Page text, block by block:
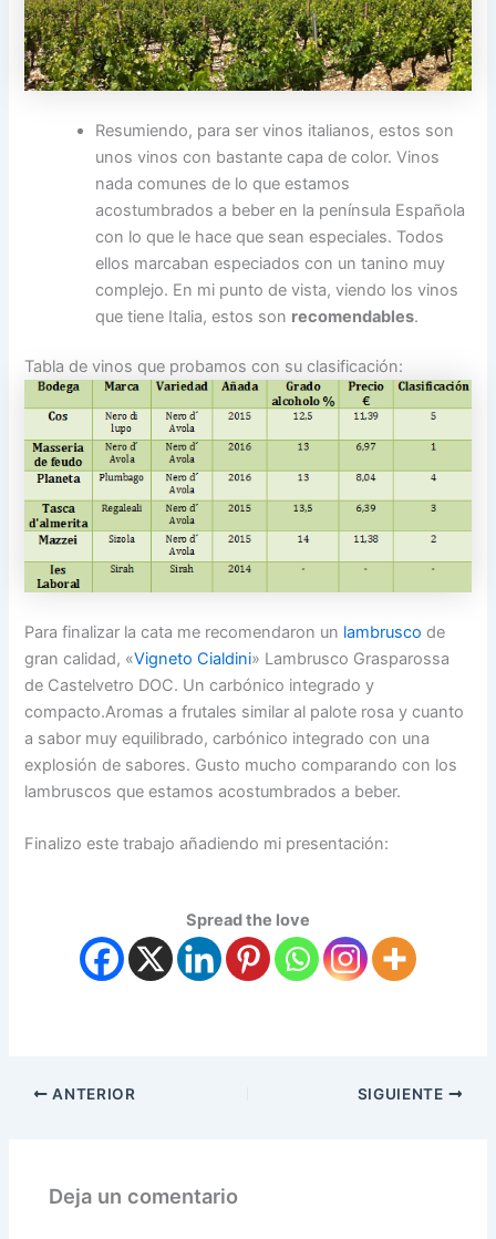
Resumiendo, para ser vinos italianos, estos son
unos vinos con bastante capa de color. Vinos
nada comunes de lo que estamos
acostumbrados a beber en la península Española
con lo que le hace que sean especiales. Todos
ellos marcaban especiados con un tanino muy
complejo. En mi punto de vista, viendo los vinos
que tiene Italia, estos son recomendables.
Tabla de vinos que probamos con su clasificación:
Para finalizar la cata me recomendaron un lambrusco de
gran calidad, «Vigneto Cialdini» Lambrusco Grasparossa
de Castelvetro DOC. Un carbónico integrado y
compacto.Aromas a frutales similar al palote rosa y cuanto
a sabor muy equilibrado, carbónico integrado con una
explosión de sabores. Gusto mucho comparando con los
lambruscos que estamos acostumbrados a beber.
Finalizo este trabajo añadiendo mi presentación:
Spread the love
ANTERIOR SIGUIENTE
Deja un comentario